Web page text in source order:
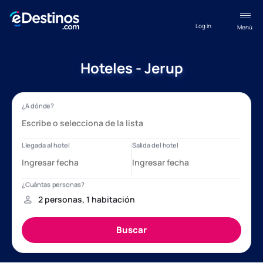
Menú
Log in
Hoteles - Jerup